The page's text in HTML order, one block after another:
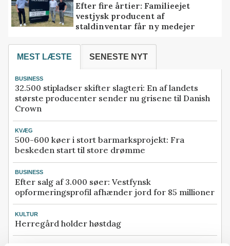
Efter fire årtier: Familieejet
vestjysk producent af
staldinventar får ny medejer
MEST LÆSTE SENESTE NYT
BUSINESS
32.500 stipladser skifter slagteri: En af landets
største producenter sender nu grisene til Danish
Crown
KVÆG
500-600 køer i stort barmarksprojekt: Fra
beskeden start til store drømme
BUSINESS
Efter salg af 3.000 søer: Vestfynsk
opformeringsprofil afhænder jord for 85 millioner
KULTUR
Herregård holder høstdag